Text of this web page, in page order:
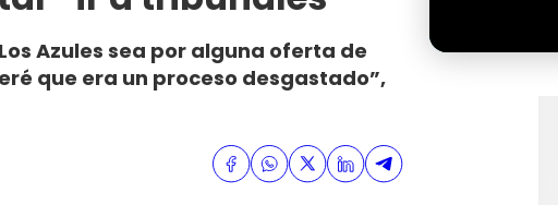
Azules sea por alguna oferta de
que era un proceso desgastado”,